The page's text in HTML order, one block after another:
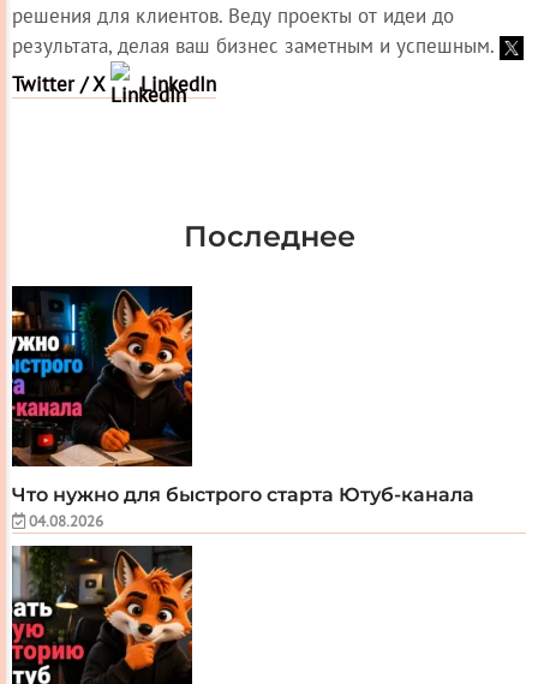
решения для клиентов. Веду проекты от идеи до
результата, делая ваш бизнес заметным и успешным.
Twitter / X
LinkedIn
Последнее
Что нужно для быстрого старта Ютуб-канала
04.08.2026